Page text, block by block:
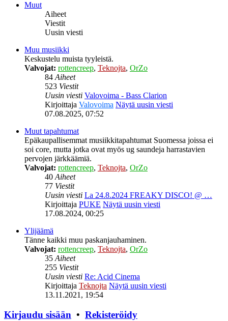
Muut
Aiheet
Viestit
Uusin viesti
Muu musiikki
Keskustelu muista tyyleistä.
Valvojat: rottencreep, Teknojta, OrZo
84Aiheet
523 Viestit
Uusin viesti Valovoima - Bass Clarion
Kirjoittaja Valovoima Näytä uusin viesti
07.08.2025, 07:52
Muut tapahtumat
Epäkaupallisemmat musiikkitapahtumat Suomessa joissa ei
soi core, mutta jotka ovat myös ug saundeja harrastavien
pervojen järkkäämiä.
Valvojat: rottencreep, Teknojta, OrZo
40Aiheet
77 Viestit
Uusin viesti La 24.8.2024 FREAKY DISCO! @ …
Kirjoittaja PUKE Näytä uusin viesti
17.08.2024, 00:25
Ylijäämä
Tänne kaikki muu paskanjauhaminen.
Valvojat: rottencreep, Teknojta, OrZo
35Aiheet
255 Viestit
Uusin viesti Re: Acid Cinema
Kirjoittaja Teknojta Näytä uusin viesti
13.11.2021, 19:54
Kirjaudu sisään • Rekisteröidy